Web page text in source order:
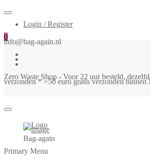
Login / Register
0
info@bag-again.nl
Zero Waste Shop - Voor 22 uur besteld,
verzonden * >50 euro gratis verzonden binnen
Bag-again
Primary Menu